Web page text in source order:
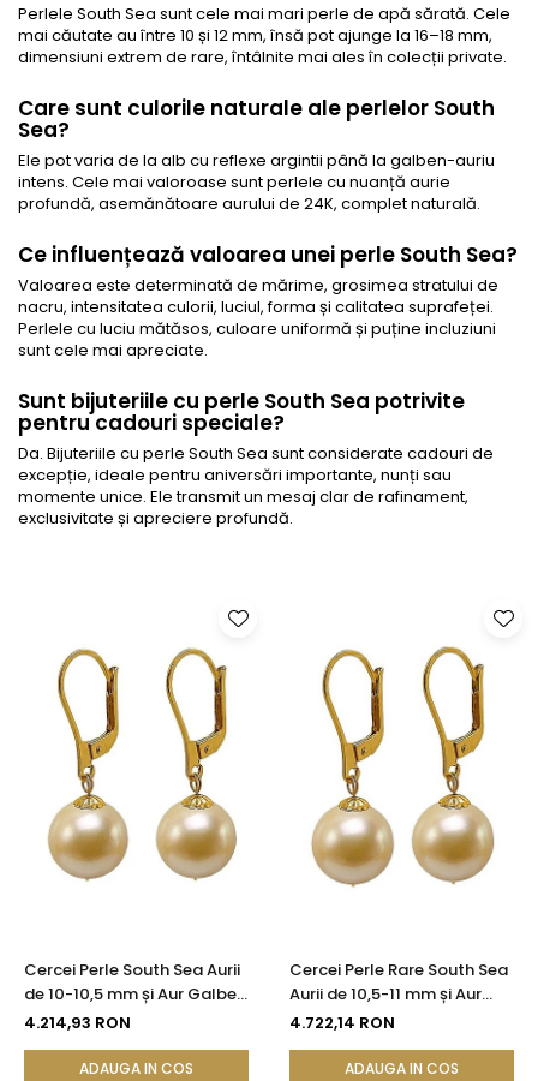
Perlele South Sea sunt cele mai mari perle de apă sărată. Cele
mai căutate au între 10 și 12 mm, însă pot ajunge la 16–18 mm,
dimensiuni extrem de rare, întâlnite mai ales în colecții private.
Care sunt culorile naturale ale perlelor South
Sea?
Ele pot varia de la alb cu reflexe argintii până la galben-auriu
intens. Cele mai valoroase sunt perlele cu nuanță aurie
profundă, asemănătoare aurului de 24K, complet naturală.
Ce influențează valoarea unei perle South Sea?
Valoarea este determinată de mărime, grosimea stratului de
nacru, intensitatea culorii, luciul, forma și calitatea suprafeței.
Perlele cu luciu mătăsos, culoare uniformă și puține incluziuni
sunt cele mai apreciate.
Sunt bijuteriile cu perle South Sea potrivite
pentru cadouri speciale?
Da. Bijuteriile cu perle South Sea sunt considerate cadouri de
excepție, ideale pentru aniversări importante, nunți sau
momente unice. Ele transmit un mesaj clar de rafinament,
exclusivitate și apreciere profundă.
Cercei Perle South Sea Aurii
de 10-10,5 mm și Aur Galben
14K, Forma Rotundă |
4.214,93 RON
ADAUGA IN COS
Cercei Perle Rare South Sea
Aurii de 10,5-11 mm și Aur
Galben 14K, Forma Rotundă
4.722,14 RON
ADAUGA IN COS